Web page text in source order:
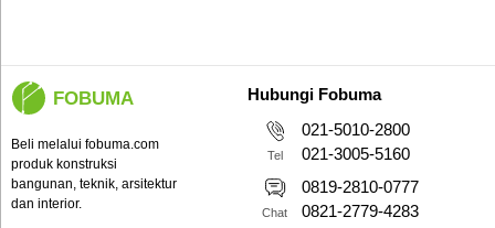
FOBUMA
Beli melalui fobuma.com
produk konstruksi
bangunan, teknik, arsitektur
dan interior.
Hubungi Fobuma
Tel
021-5010-2800
021-3005-5160
Chat
0819-2810-0777
0821-2779-4283